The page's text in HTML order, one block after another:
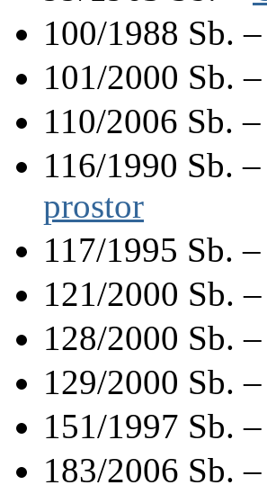
100/1988 Sb. –
101/2000 Sb. –
110/2006 Sb. –
116/1990 Sb. –
prostor
117/1995 Sb. –
121/2000 Sb. –
128/2000 Sb. –
129/2000 Sb. –
151/1997 Sb. –
183/2006 Sb. –